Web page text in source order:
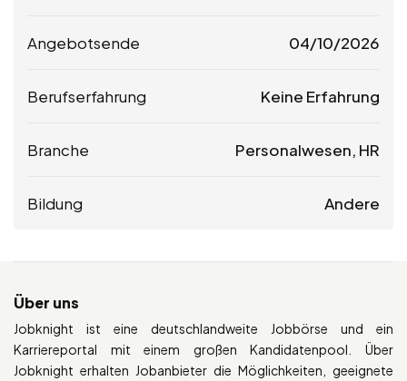
Angebotsende 04/10/2026
Berufserfahrung Keine Erfahrung
Branche Personalwesen, HR
Bildung Andere
Über uns
Jobknight ist eine deutschlandweite Jobbörse und ein
Karriereportal mit einem großen Kandidatenpool. Über
Jobknight erhalten Jobanbieter die Möglichkeiten, geeignete